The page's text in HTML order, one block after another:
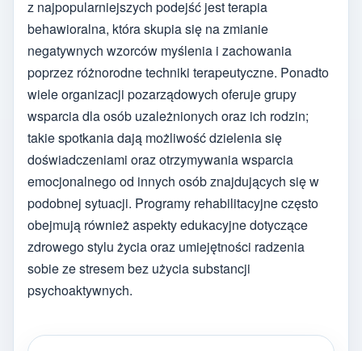
z najpopularniejszych podejść jest terapia
behawioralna, która skupia się na zmianie
negatywnych wzorców myślenia i zachowania
poprzez różnorodne techniki terapeutyczne. Ponadto
wiele organizacji pozarządowych oferuje grupy
wsparcia dla osób uzależnionych oraz ich rodzin;
takie spotkania dają możliwość dzielenia się
doświadczeniami oraz otrzymywania wsparcia
emocjonalnego od innych osób znajdujących się w
podobnej sytuacji. Programy rehabilitacyjne często
obejmują również aspekty edukacyjne dotyczące
zdrowego stylu życia oraz umiejętności radzenia
sobie ze stresem bez użycia substancji
psychoaktywnych.